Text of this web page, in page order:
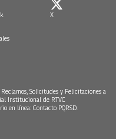
X
Solicitudes y Felicitaciones a
Institucional de RTVC
en línea: Contacto PQRSD.